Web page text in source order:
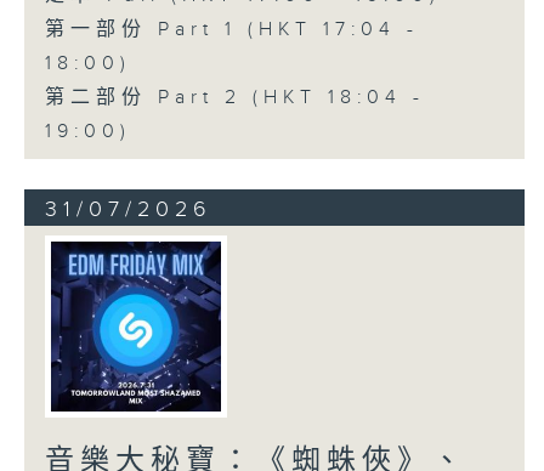
第一部份 Part 1 (HKT 17:04 -
18:00)
第二部份 Part 2 (HKT 18:04 -
19:00)
31/07/2026
音樂大秘寶：《蜘蛛俠》、